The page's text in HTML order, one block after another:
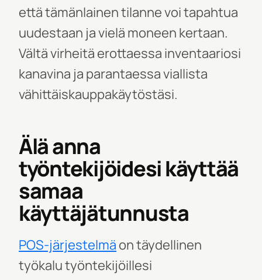
että tämänlainen tilanne voi tapahtua
uudestaan ja vielä moneen kertaan.
Vältä virheitä erottaessa inventaariosi
kanavina ja parantaessa viallista
vähittäiskauppakäytöstäsi.
Älä anna
työntekijöidesi käyttää
samaa
käyttäjätunnusta
POS-järjestelmä on täydellinen
työkalu työntekijöillesi